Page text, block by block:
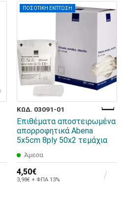
ΠΟΣΟΤΙΚΗ ΕΚΠΤΩΣΗ
ΚΩΔ. 03091-01
Επιθέματα αποστειρωμένα
απορροφητικά Abena
5x5cm 8ply 50x2 τεμάχια
Άμεσα
4,50€
3,98€ + ΦΠΑ 13%